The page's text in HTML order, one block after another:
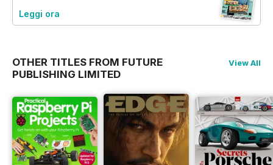
Leggi ora
OTHER TITLES FROM FUTURE
PUBLISHING LIMITED
View All